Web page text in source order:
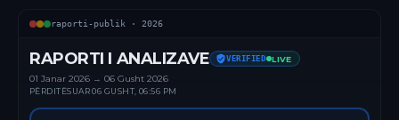
raporti-publik · 2026
RAPORTI I ANALIZAVE VERIFIED LIVE
01 Janar 2026 → 06 Gusht 2026
PËRDITËSUAR06 GUSHT, 06:56 PM